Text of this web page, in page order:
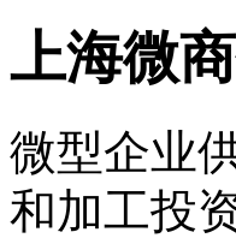
上海微
微型企业
和加工投